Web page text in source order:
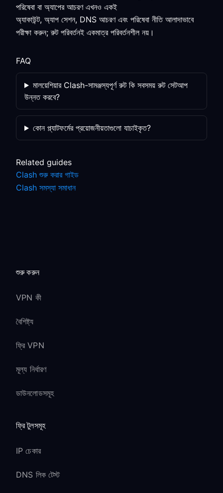
পরিষেবা বা অ্যাপের আচরণ এখনও একই
অ্যাকাউন্ট, অ্যাপ সেশন, DNS আচরণ এবং পরিষেবা নীতি আলাদাভাবে
পরীক্ষা করুন; রুট পরিবর্তনই একমাত্র পরিবর্তনশীল নয়।
FAQ
মালয়েশিয়ার Clash-সামঞ্জস্যপূর্ণ রুট কি সবসময় রুট সেটআপ
উন্নত করবে?
কোন প্ল্যাটফর্মের প্রয়োজনীয়তাগুলো যাচাইকৃত?
Related guides
Clash শুরু করার গাইড
Clash সমস্যা সমাধান
শুরু করুন
VPN কী
বৈশিষ্ট্য
ফ্রি VPN
মূল্য নির্ধারণ
ডাউনলোডসমূহ
ফ্রি টুলসমূহ
IP চেকার
DNS লিক টেস্ট